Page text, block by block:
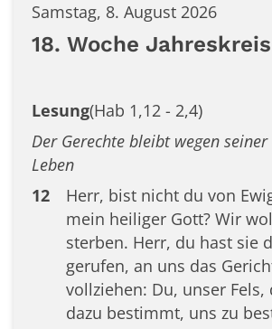
Samstag, 8. August 2026
18. Woche Jahreskreis
Lesung(Hab 1,12 - 2,4)
Der Gerechte bleibt wegen
Leben
12
Herr, bist nicht du von
mein heiliger Gott? Wir
sterben. Herr, du hast sie
gerufen, an uns das
vollziehen: Du, unser Fels,
dazu bestimmt, uns zu